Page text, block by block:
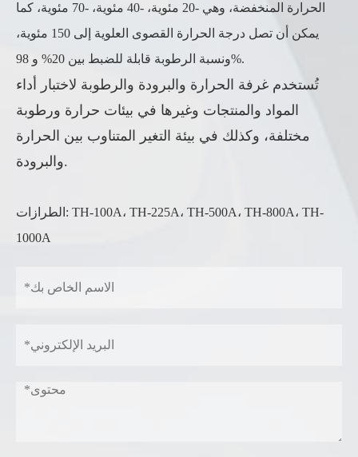
الحرارة المنخفضة، وهي -20 مئوية، -40 مئوية، -70 مئوية، كما
يمكن أن تصل درجة الحرارة القصوى العلوية إلى 150 مئوية،
ونسبة الرطوبة قابلة للضبط بين 20% و 98%.
تُستخدم غرفة الحرارة والبرودة والرطوبة لاختبار أداء
المواد والمنتجات وغيرها في بيئات حرارة ورطوبة
مختلفة، وكذلك في بيئة التغير المتناوب بين الحرارة
والبرودة.
الطرازات: TH-100A، TH-225A، TH-500A، TH-800A، TH-
1000A